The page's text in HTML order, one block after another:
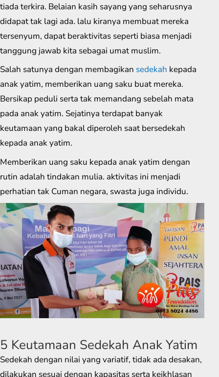
tiada terkira. Belaian kasih sayang yang seharusnya
didapat tak lagi ada. lalu kiranya membuat mereka
tersenyum, dapat beraktivitas seperti biasa menjadi
tanggung jawab kita sebagai umat muslim.
Salah satunya dengan membagikan sedekah kepada
anak yatim, memberikan uang saku buat mereka.
Bersikap peduli serta tak memandang sebelah mata
pada anak yatim. Sejatinya terdapat banyak
keutamaan yang bakal diperoleh saat bersedekah
kepada anak yatim.
Memberikan uang saku kepada anak yatim dengan
rutin adalah tindakan mulia. aktivitas ini menjadi
perhatian tak Cuman negara, swasta juga individu.
5 Keutamaan Sedekah Anak Yatim
Sedekah dengan nilai yang variatif, tidak ada desakan,
dilakukan sesuai dengan kapasitas serta keikhlasan